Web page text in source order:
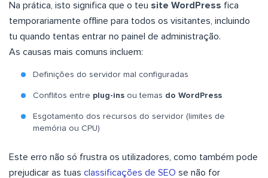
Na prática, isto significa que o teu site WordPress fica
temporariamente offline para todos os visitantes, incluindo
tu quando tentas entrar no painel de administração.
As causas mais comuns incluem:
Definições do servidor mal configuradas
Conflitos entre plug-ins ou temas do WordPress
Esgotamento dos recursos do servidor (limites de
memória ou CPU)
Este erro não só frustra os utilizadores, como também pode
prejudicar as tuas classificações de SEO se não for